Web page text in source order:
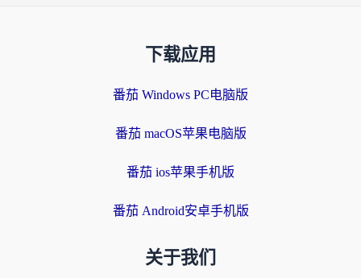
下载应用
番茄 Windows PC电脑版
番茄 macOS苹果电脑版
番茄 ios苹果手机版
番茄 Android安卓手机版
关于我们